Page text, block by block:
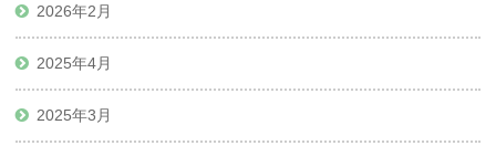
2026年2月
2025年4月
2025年3月